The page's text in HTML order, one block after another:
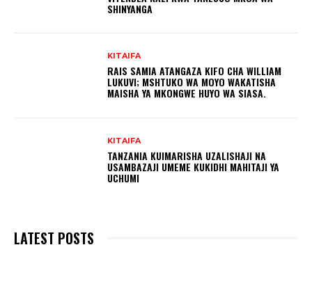
SHINYANGA
KITAIFA
RAIS SAMIA ATANGAZA KIFO CHA WILLIAM
LUKUVI; MSHTUKO WA MOYO WAKATISHA
MAISHA YA MKONGWE HUYO WA SIASA.
KITAIFA
TANZANIA KUIMARISHA UZALISHAJI NA
USAMBAZAJI UMEME KUKIDHI MAHITAJI YA
UCHUMI
LATEST POSTS